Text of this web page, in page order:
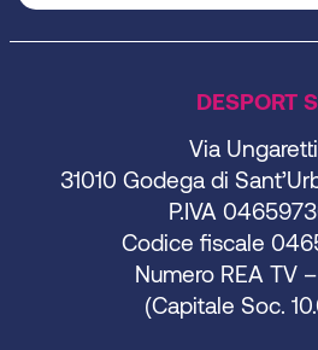
DESPORT
Via
31010 Godega di
P.IVA
Codice fiscale
Numero REA TV
(Capitale Soc.